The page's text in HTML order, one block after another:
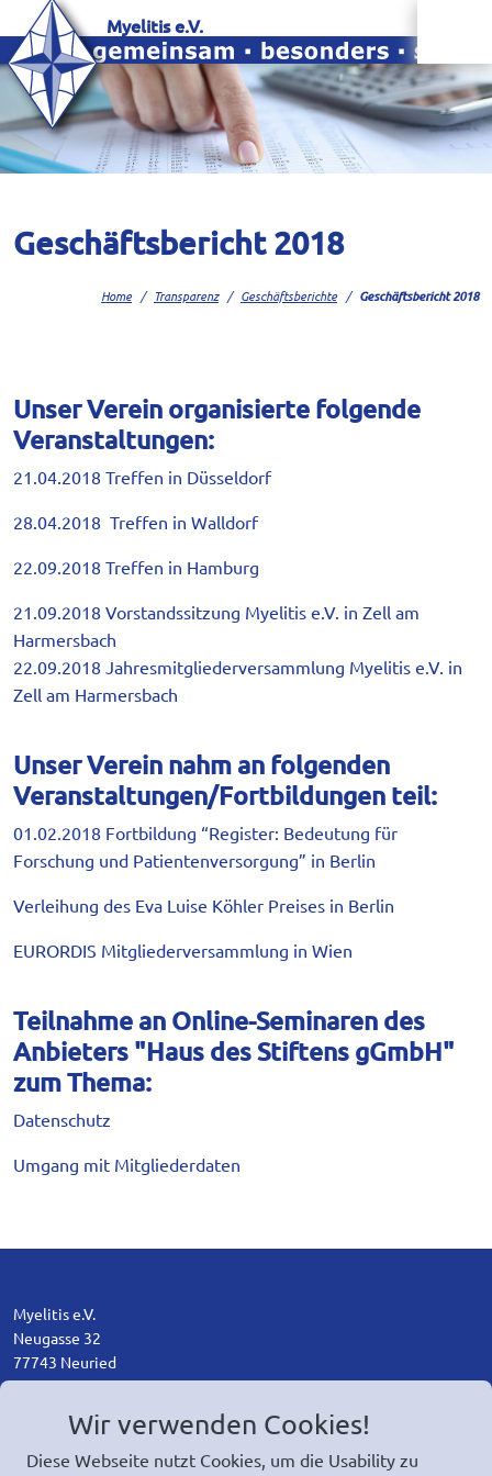
Myelitis e.V.
Geschäftsbericht 2018
Home Transparenz Geschäftsberichte Geschäftsbericht 2018
Unser Verein organisierte folgende
Veranstaltungen:
21.04.2018 Treffen in Düsseldorf
28.04.2018 Treffen in Walldorf
22.09.2018 Treffen in Hamburg
21.09.2018 Vorstandssitzung Myelitis e.V. in Zell am
Harmersbach
22.09.2018 Jahresmitgliederversammlung Myelitis e.V. in
Zell am Harmersbach
Unser Verein nahm an folgenden
Veranstaltungen/Fortbildungen teil:
01.02.2018 Fortbildung “Register: Bedeutung für
Forschung und Patientenversorgung” in Berlin
Verleihung des Eva Luise Köhler Preises in Berlin
EURORDIS Mitgliederversammlung in Wien
Teilnahme an Online-Seminaren des
Anbieters "Haus des Stiftens gGmbH"
zum Thema:
Datenschutz
Umgang mit Mitgliederdaten
Myelitis e.V.
Neugasse 32
77743 Neuried
ed.sitileym@ofni
Wir verwenden Cookies!
Diese Webseite nutzt Cookies, um die Usability zu